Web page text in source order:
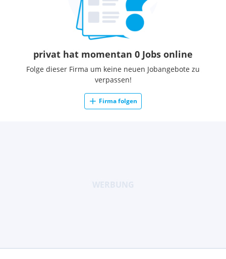
privat hat momentan 0 Jobs online
Folge dieser Firma um keine neuen Jobangebote zu
verpassen!
Firma folgen